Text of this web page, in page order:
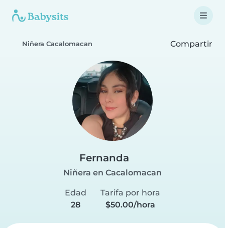
Niñera Cacalomacan Compartir
Fernanda
Niñera en Cacalomacan
Edad
28
Tarifa por hora
$50.00/hora